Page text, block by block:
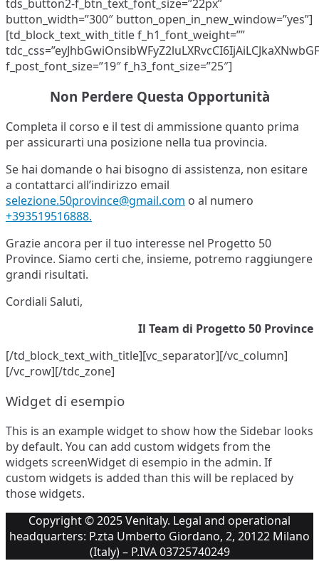
tds_button2-f_btn_text_font_size=”22px”
button_width=”300″ button_open_in_new_window=”yes”]
[td_block_text_with_title f_h1_font_weight=””
f_post_font_size=”19″ f_h3_font_size=”25″]
Non Perdere Questa Opportunità
Completa il corso e il test di ammissione quanto prima
per assicurarti una posizione nella tua provincia.
Se hai domande o hai bisogno di assistenza, non esitare
a contattarci all’indirizzo email
selezione.50province@gmail.com o al numero
+393519516888.
Grazie ancora per il tuo interesse nel Progetto 50
Province. Siamo certi che, insieme, potremo raggiungere
grandi risultati.
Cordiali Saluti,
Il Team di Progetto 50 Province
[/td_block_text_with_title][vc_separator][/vc_column]
[/vc_row][/tdc_zone]
Widget di esempio
This is an example widget to show how the Sidebar looks
by default. You can add custom widgets from the
widgets screenWidget di esempio in the admin. If
custom widgets is added than this will be replaced by
those widgets.
Copyright © 2025 Venitaly. Legal and operational
headquarters: P.zta Umberto Giordano, 2, 20122 Milano
(Italy) – P.IVA 03725740249